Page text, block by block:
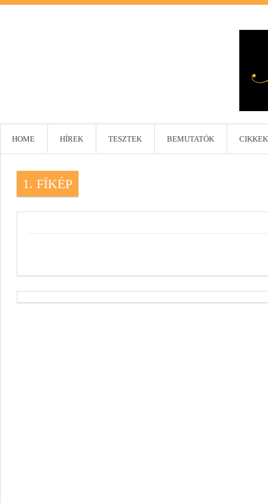
HOME HÍREK TESZTEK BEMUTATÓK CIKKEK
1. FÏKÉP